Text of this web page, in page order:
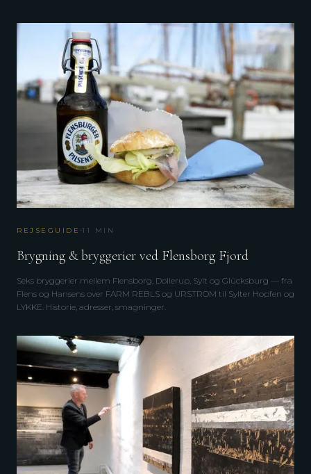
REJSEGUIDE ·11 MIN
Brygning & bryggerier ved Flensborg Fjord
Seks bryggerier mellem Flensborg, Dollerup, Sylt og Glücksburg — fra
Flens og Hansens over FARM REBLS og URSTROM til Sylter Hopfen og
LYKKE. Historie, adresser, smagninger.